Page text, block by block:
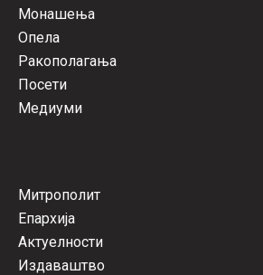
Монашења
Опела
Ракополагања
Посети
Медиуми
Митрополит
Епархија
Актуелности
Издаваштво